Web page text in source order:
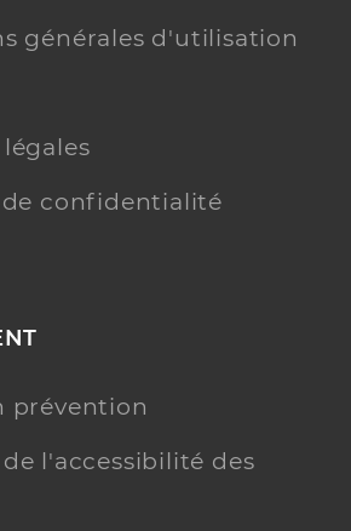
générales d'utilisation
confidentialité
prévention
l'accessibilité des